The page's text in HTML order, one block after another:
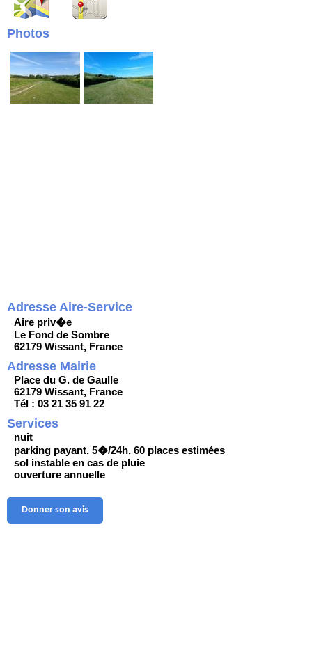
Photos
Adresse Aire-Service
Aire priv�e
Le Fond de Sombre
62179 Wissant, France
Adresse Mairie
Place du G. de Gaulle
62179 Wissant, France
Tél : 03 21 35 91 22
Services
nuit
parking payant, 5�/24h, 60 places estimées
sol instable en cas de pluie
ouverture annuelle
Donner son avis